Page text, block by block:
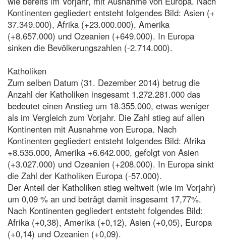
Kontinenten gegliedert entsteht folgendes Bild: Asien (+
37.349.000), Afrika (+23.000.000), Amerika
(+8.657.000) und Ozeanien (+649.000). In Europa
sinken die Bevölkerungszahlen (-2.714.000).
Katholiken
Zum selben Datum (31. Dezember 2014) betrug die
Anzahl der Katholiken insgesamt 1.272.281.000 das
bedeutet einen Anstieg um 18.355.000, etwas weniger
als im Vergleich zum Vorjahr. Die Zahl stieg auf allen
Kontinenten mit Ausnahme von Europa. Nach
Kontinenten gegliedert entsteht folgendes Bild: Afrika
+8.535.000, Amerika +6.642.000, gefolgt von Asien
(+3.027.000) und Ozeanien (+208.000). In Europa sinkt
die Zahl der Katholiken Europa (-57.000).
Der Anteil der Katholiken stieg weltweit (wie im Vorjahr)
um 0,09 % an und beträgt damit insgesamt 17,77%.
Nach Kontinenten gegliedert entsteht folgendes Bild:
Afrika (+0,38), Amerika (+0,12), Asien (+0,05), Europa
(+0,14) und Ozeanien (+0,09).